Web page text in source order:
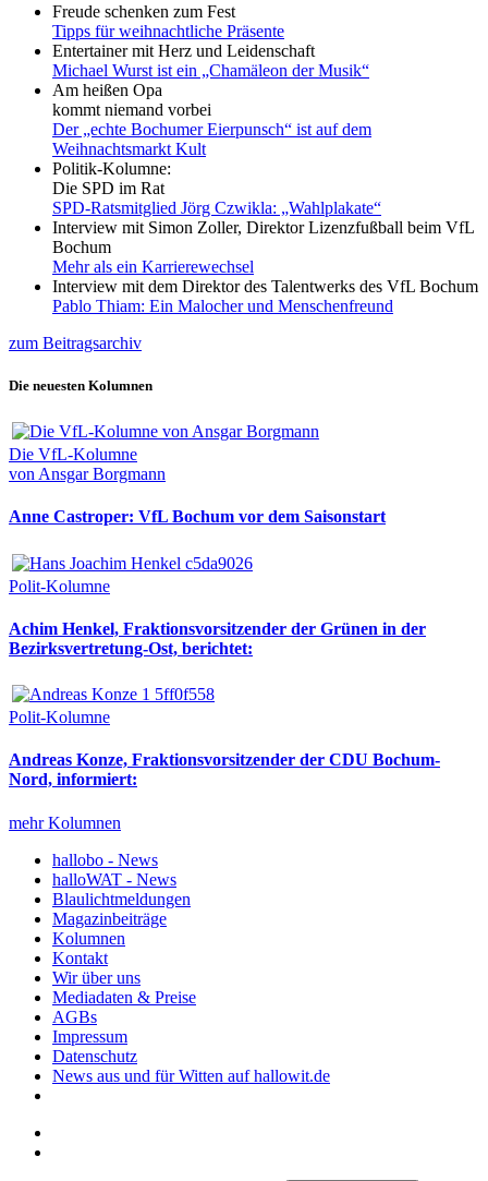
Freude schenken zum Fest
Tipps für weihnachtliche Präsente
Entertainer mit Herz und Leidenschaft
Michael Wurst ist ein „Chamäleon der Musik“
Am heißen Opa
kommt niemand vorbei
Der „echte Bochumer Eierpunsch“ ist auf dem
Weihnachtsmarkt Kult
Politik-Kolumne:
Die SPD im Rat
SPD-Ratsmitglied Jörg Czwikla: „Wahlplakate“
Interview mit Simon Zoller, Direktor Lizenzfußball beim VfL
Bochum
Mehr als ein Karrierewechsel
Interview mit dem Direktor des Talentwerks des VfL Bochum
Pablo Thiam: Ein Malocher und Menschenfreund
zum Beitragsarchiv
Die neuesten Kolumnen
Die VfL-Kolumne
von Ansgar Borgmann
Anne Castroper: VfL Bochum vor dem Saisonstart
Polit-Kolumne
Achim Henkel, Fraktionsvorsitzender der Grünen in der
Bezirksvertretung-Ost, berichtet:
Polit-Kolumne
Andreas Konze, Fraktionsvorsitzender der CDU Bochum-
Nord, informiert:
mehr Kolumnen
hallobo - News
halloWAT - News
Blaulichtmeldungen
Magazinbeiträge
Kolumnen
Kontakt
Wir über uns
Mediadaten & Preise
AGBs
Impressum
Datenschutz
News aus und für Witten auf hallowit.de